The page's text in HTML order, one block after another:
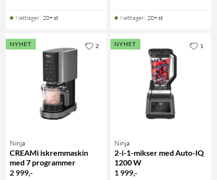
Nettlager: 20+ st Nettlager: 20+ st
NYHET
Ninja
CREAMi iskremmaskin
med 7 programmer
2 999,-
2 NYHET
Ninja
2-i-1-mikser med Auto-IQ
1200 W
1 999,-
1